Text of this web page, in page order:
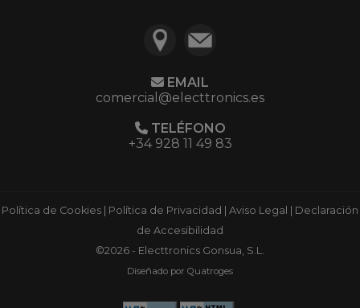
EMAIL
comercial@electtronics.es
TELÉFONO
+34 928 11 49 83
Política de Cookies Política de Privacidad Aviso Legal
Declaración
de Accesibilidad
©2026 - Electtronics Gonsua, S.L.
Diseñado por Quatroges